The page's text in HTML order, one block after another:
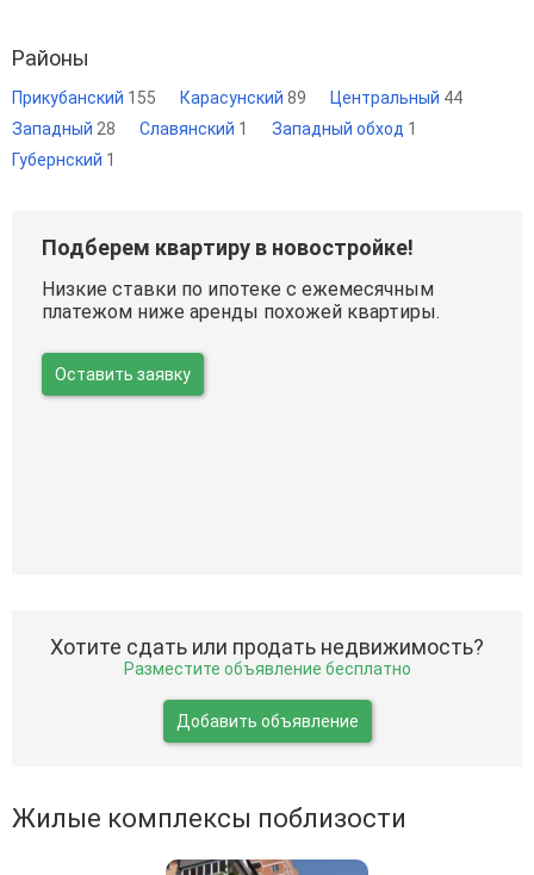
Районы
Прикубанский 155 Карасунский 89 Центральный 44
Западный 28 Славянский 1 Западный обход 1
Губернский 1
Подберем квартиру в новостройке!
Низкие ставки по ипотеке с ежемесячным
платежом ниже аренды похожей квартиры.
Оставить заявку
Хотите сдать или продать недвижимость?
Разместите объявление бесплатно
Добавить объявление
Жилые комплексы поблизости